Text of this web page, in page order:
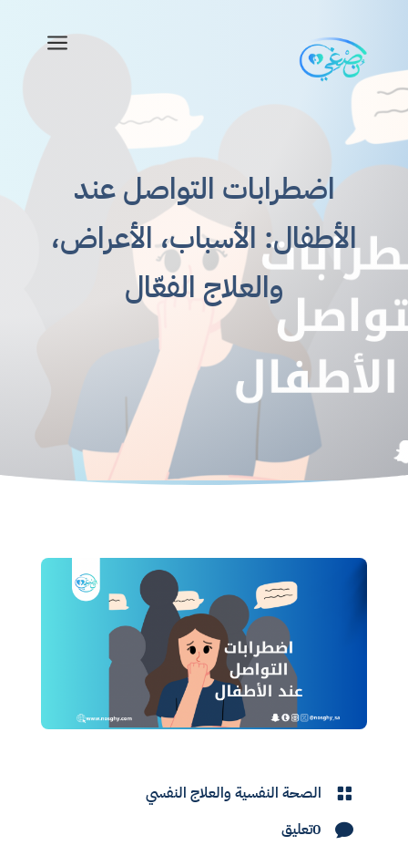
a
اضطرابات التواصل عند
الأطفال: الأسباب، الأعراض،
والعلاج الفعّال
 الصحة النفسية والعلاج النفسي
 0تعليق